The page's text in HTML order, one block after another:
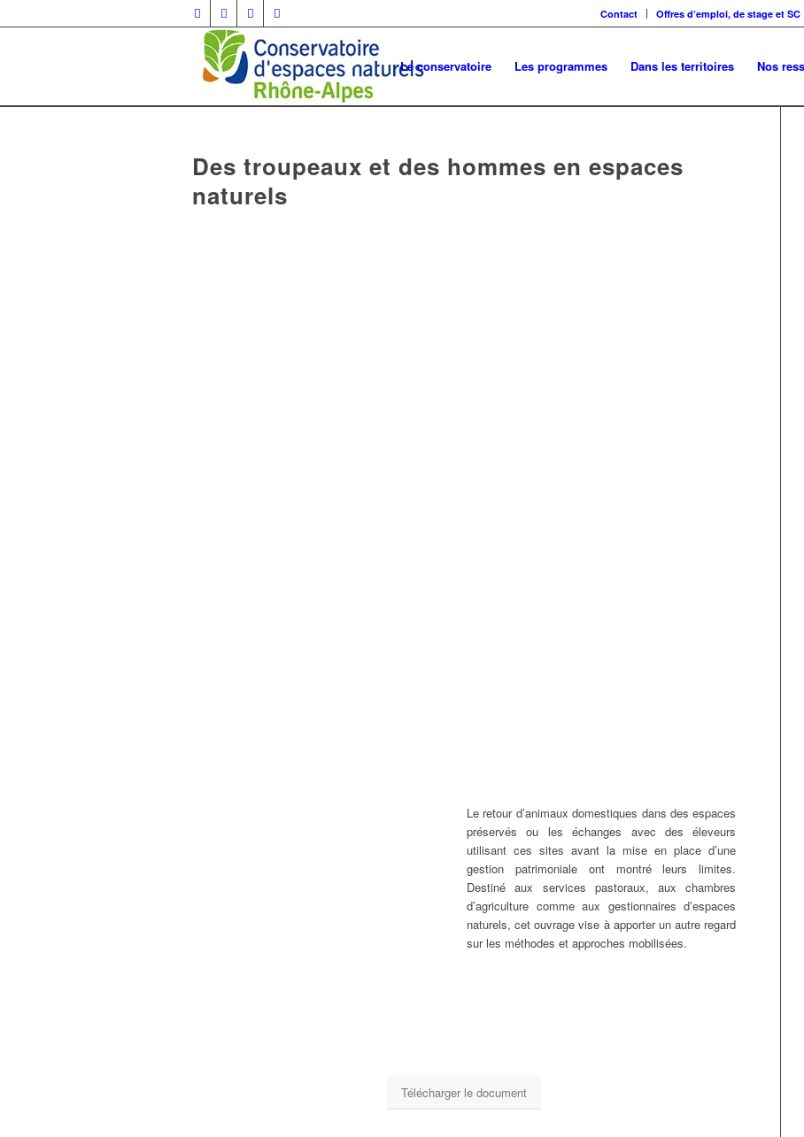
Contact Offres d’emploi, de stage et SC
Le conservatoire Les programmes Dans les territoires Nos
Des troupeaux et des hommes en espaces
naturels
Le retour d’animaux domestiques dans des espaces
préservés ou les échanges avec des éleveurs
utilisant ces sites avant la mise en place d’une
gestion patrimoniale ont montré leurs limites.
Destiné aux services pastoraux, aux chambres
d’agriculture comme aux gestionnaires d’espaces
naturels, cet ouvrage vise à apporter un autre regard
sur les méthodes et approches mobilisées.
Télécharger le document